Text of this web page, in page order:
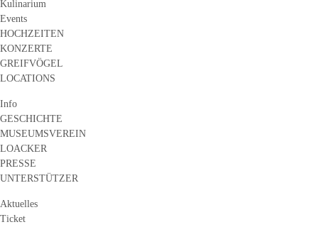
Kulinarium
Events
HOCHZEITEN
KONZERTE
GREIFVÖGEL
LOCATIONS
Info
GESCHICHTE
MUSEUMSVEREIN
LOACKER
PRESSE
UNTERSTÜTZER
Aktuelles
Ticket